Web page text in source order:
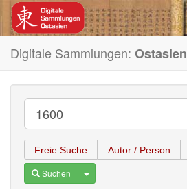
Digitale Sammlungen: Ostasien
Freie Suche Autor / Person
Suchen Toggle Dropdown